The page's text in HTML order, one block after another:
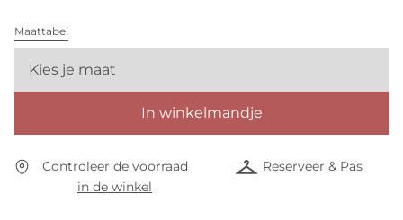
Maattabel
Kies je maat
In winkelmandje
Controleer de voorraad
in de winkel
Reserveer & Pas